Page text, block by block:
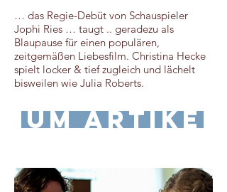
… das Regie-Debüt von Schauspieler
Jophi Ries … taugt .. geradezu als
Blaupause für einen populären,
zeitgemäßen Liebesfilm. Christina Hecke
spielt locker & tief zugleich und lächelt
bisweilen wie Julia Roberts.
zum Artikel